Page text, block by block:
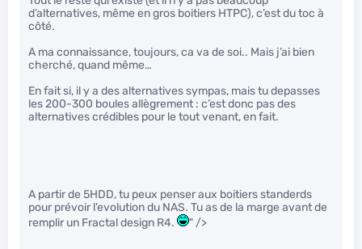
d’alternatives, même en gros boitiers HTPC), c’est du toc à
côté.
A ma connaissance, toujours, ca va de soi.. Mais j’ai bien
cherché, quand même…
En fait si, il y a des alternatives sympas, mais tu depasses
les 200-300 boules allègrement : c’est donc pas des
alternatives crédibles pour le tout venant, en fait.
A partir de 5HDD, tu peux penser aux boitiers standerds
pour prévoir l’evolution du NAS. Tu as de la marge avant de
remplir un Fractal design R4.
" />